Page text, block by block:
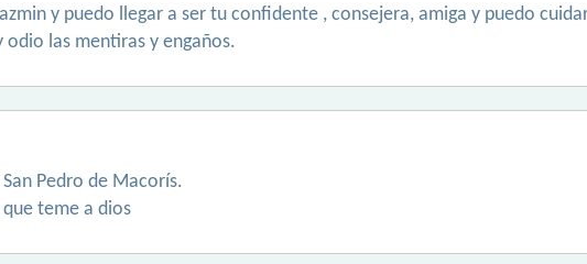
y puedo llegar a ser tu confidente , consejera, amiga y puedo
las mentiras y engaños.
Pedro de Macorís.
teme a dios